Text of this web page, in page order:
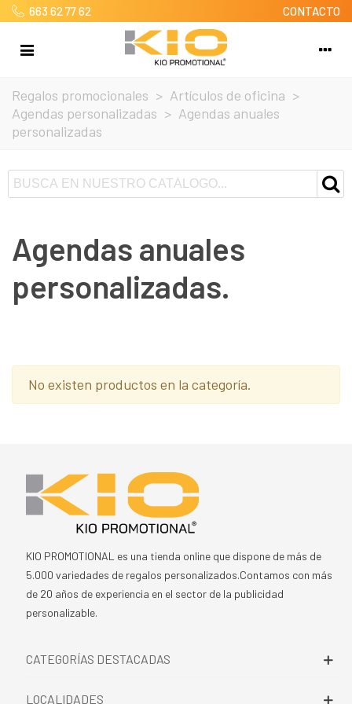
663 62 77 62 CONTACTO
Regalos promocionales > Artículos de oficina >
Agendas personalizadas > Agendas anuales
personalizadas
Agendas anuales
personalizadas.
No existen productos en la categoría.
KIO PROMOTIONAL es una tienda online que dispone de más de
5.000 variedades de regalos personalizados.Contamos con más
de 20 años de experiencia en el sector de la publicidad
personalizable.
CATEGORÍAS DESTACADAS
LOCALIDADES